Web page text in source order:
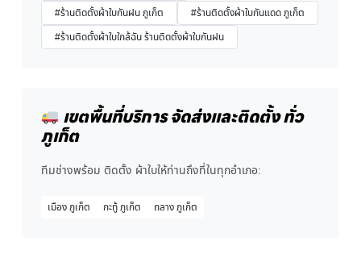
#ร้านติดตั้งผ้าใบกันฝน ภูเก็ต
#ร้านติดตั้งผ้าใบกันแดด ภูเก็ต
#ร้านติดตั้งผ้าใบใกล้ฉัน ร้านติดตั้งผ้าใบกันฝน
เขตพื้นที่บริการ จัดส่งและติดตั้ง ทั่ว
ภูเก็ต
ทีมช่างพร้อม ติดตั้ง ผ้าใบให้ท่านถึงที่ในทุกอำเภอ:
เมือง ภูเก็ต กะทู้ ภูเก็ต ถลาง ภูเก็ต